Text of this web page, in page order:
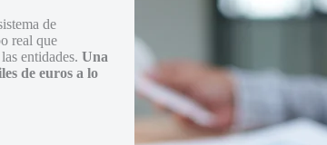
de
real que
entidades. Una
de euros a lo